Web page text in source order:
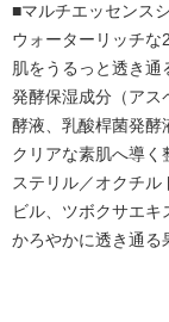
■マルチエッセンス
ウォーターリッチな
肌をうるっと透き通
発酵保湿成分（アス
酵液、乳酸桿菌発酵
クリアな素肌へ導く
ステリル／オクチ
ビル、ツボクサエキ
かろやかに透き通る